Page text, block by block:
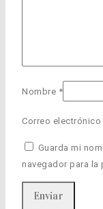
Nombre *
Correo electrónico
Guarda mi
navegador para la